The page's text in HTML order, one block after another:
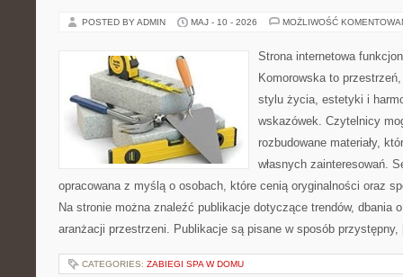
POSTED BY ADMIN MAJ - 10 - 2026 MOŻLIWOŚĆ
Strona internetowa
Komorowska to
stylu życia, estetyki i
wskazówek. Czytelnicy
rozbudowane materiały,
własnych zainteresowań.
opracowana z myślą o osobach, które cenią oryginalności oraz
Na stronie można znaleźć publikacje dotyczące trendów, dbania
aranżacji przestrzeni. Publikacje są pisane w sposób
CATEGORIES: ZABIEGI SPA W DOMU